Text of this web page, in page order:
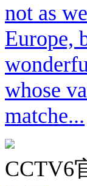
not as
Europe,
whose
matche...
CCTV6